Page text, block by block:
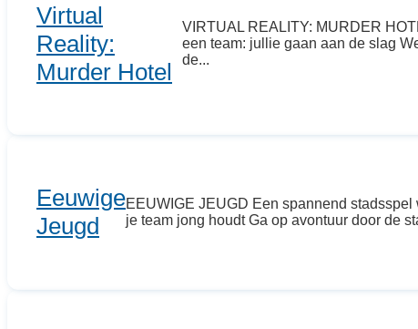
Virtual
Reality:
Murder Hotel
VIRTUAL REALITY: MURDER
een team: jullie gaan aan de slag
de...
Eeuwige
Jeugd
EEUWIGE JEUGD Een spannend
je team jong houdt Ga op avontuur door de